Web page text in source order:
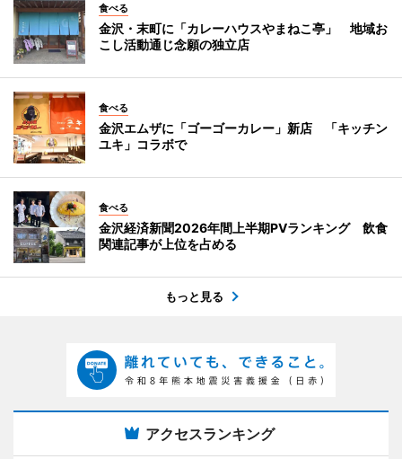
食べる
金沢・末町に「カレーハウスやまねこ亭」 地域お
こし活動通じ念願の独立店
食べる
金沢エムザに「ゴーゴーカレー」新店 「キッチン
ユキ」コラボで
食べる
金沢経済新聞2026年間上半期PVランキング 飲食
関連記事が上位を占める
もっと見る
アクセスランキング